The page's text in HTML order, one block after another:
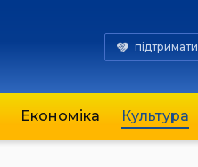
підтримати
Економіка Культура